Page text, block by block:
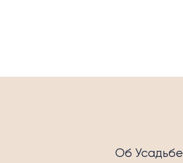
Об Усадьбе